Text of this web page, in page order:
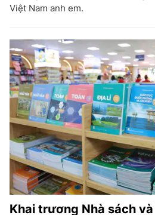
Việt Nam anh em.
Khai trương Nhà sách